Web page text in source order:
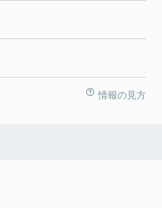
情報の見方